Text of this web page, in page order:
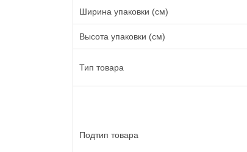
Ширина упаковки (см)
Высота упаковки (см)
Тип товара
Подтип товара